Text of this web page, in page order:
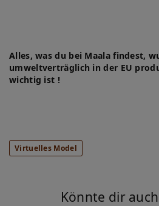
Alles, was du bei Maala findest,
umweltverträglich in der EU
wichtig ist !
Virtuelles Model
Könnte dir